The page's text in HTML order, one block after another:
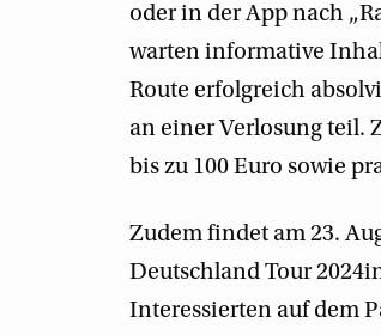
oder in der App nach
warten informative
Route erfolgreich
an einer Verlosung teil.
bis zu 100 Euro sowie
Zudem findet am 23.
Deutschland Tour
Interessierten auf dem